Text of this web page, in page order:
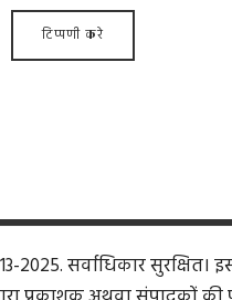
2025. सर्वाधिकार